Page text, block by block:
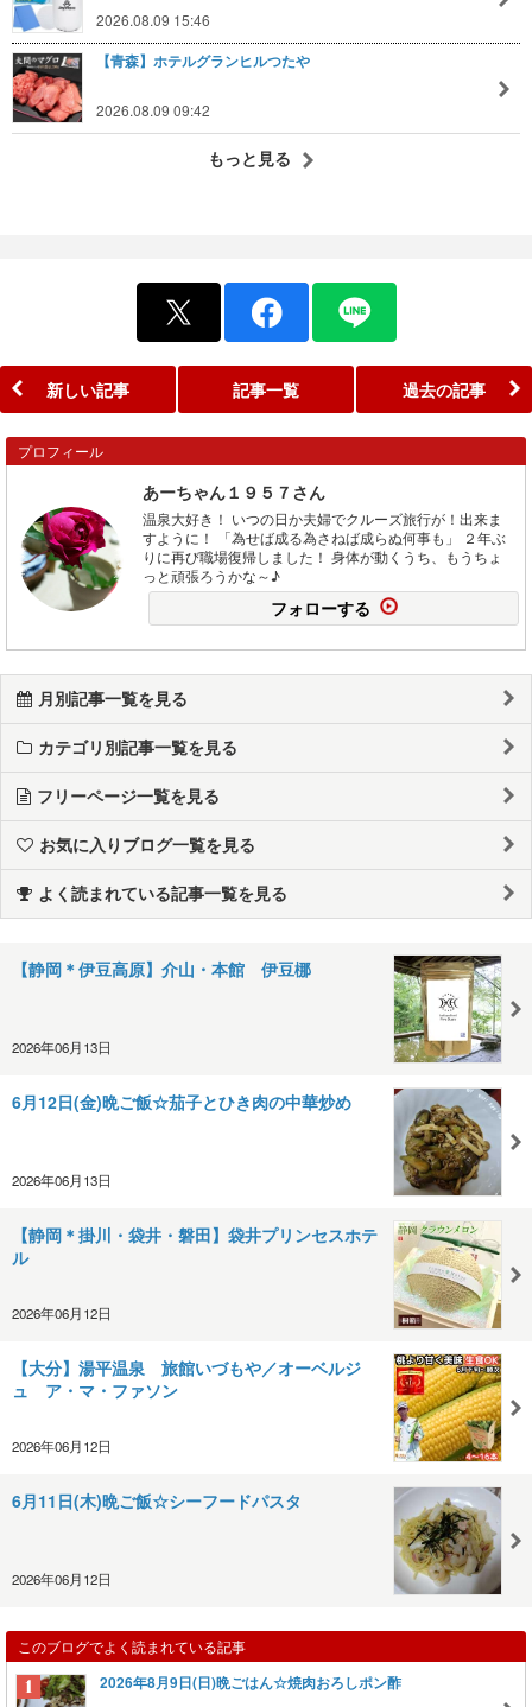
2026.08.09 15:46
【青森】ホテルグランヒルつたや
2026.08.09 09:42
もっと見る
新しい記事 記事一覧 過去の記事
プロフィール
あーちゃん１９５７さん
温泉大好き！ いつの日か夫婦でクルーズ旅行が！出来ま
すように！ 「為せば成る為さねば成らぬ何事も」 ２年ぶ
りに再び職場復帰しました！ 身体が動くうち、もうちょ
っと頑張ろうかな～♪
フォローする
月別記事一覧を見る
カテゴリ別記事一覧を見る
フリーページ一覧を見る
お気に入りブログ一覧を見る
よく読まれている記事一覧を見る
【静岡＊伊豆高原】介山・本館 伊豆梛
2026年06月13日
6月12日(金)晩ご飯☆茄子とひき肉の中華炒め
2026年06月13日
【静岡＊掛川・袋井・磐田】袋井プリンセスホテ
ル
2026年06月12日
【大分】湯平温泉 旅館いづもや／オーベルジ
ュ ア・マ・ファソン
2026年06月12日
6月11日(木)晩ご飯☆シーフードパスタ
2026年06月12日
このブログでよく読まれている記事
2026年8月9日(日)晩ごはん☆焼肉おろしポン酢